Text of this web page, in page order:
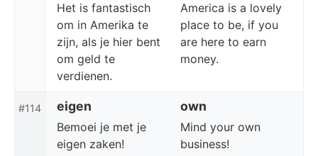
Het is fantastisch
om in Amerika te
zijn, als je hier bent
om geld te
verdienen.
America is a lovely
place to be, if you
are here to earn
money.
#114 eigen own
Bemoei je met je
eigen zaken!
Mind your own
business!